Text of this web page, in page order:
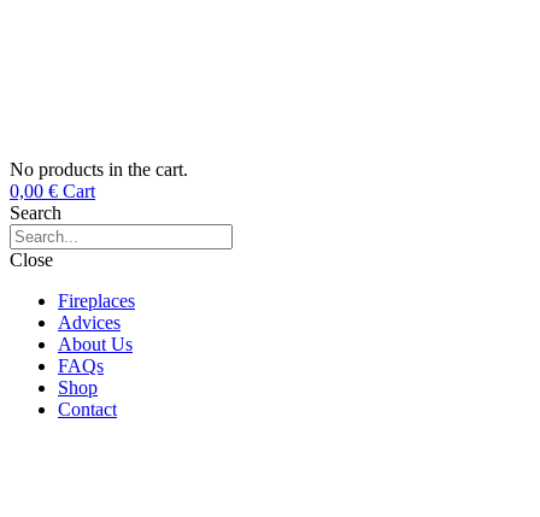
No products in the cart.
0,00 € Cart
Search
Close
Fireplaces
Advices
About Us
FAQs
Shop
Contact